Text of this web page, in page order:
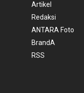
Artikel
Redaksi
ANTARA Foto
BrandA
RSS